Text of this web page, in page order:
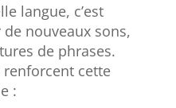
langue, c’est
nouveaux sons,
de phrases.
cette
: